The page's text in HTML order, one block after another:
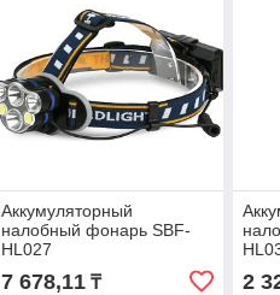
Аккумуляторный
налобный фонарь SBF-
HL027
7 678,11₸ 2